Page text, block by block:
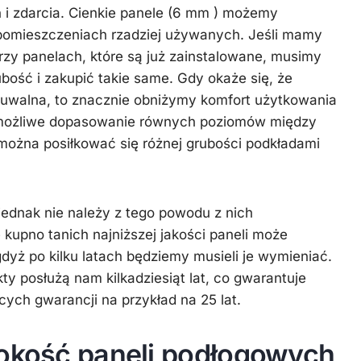
zdarcia. Cienkie panele (6 mm ) możemy
rzadziej używanych. Jeśli mamy
panelach, które są już zainstalowane, musimy
i zakupić takie same. Gdy okaże się, że
to znacznie obniżymy komfort użytkowania
dopasowanie równych poziomów między
posiłkować się różnej grubości podkładami
nie należy z tego powodu z nich
tanich najniższej jakości paneli może
po kilku latach będziemy musieli je wymieniać.
posłużą nam kilkadziesiąt lat, co gwarantuje
gwarancji na przykład na 25 lat.
paneli podłogowych